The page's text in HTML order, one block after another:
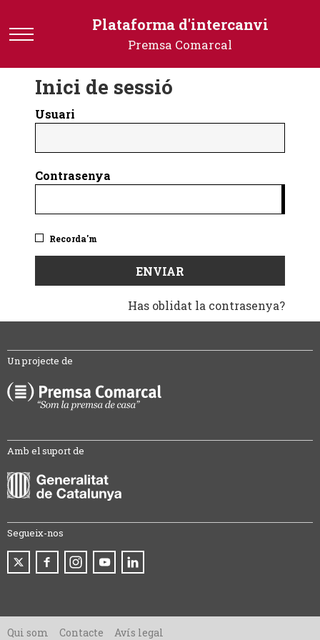
Plataforma
d'intercanvi
Plataforma d'intercanvi
Premsa Comarcal
Inici de sessió
Usuari
Contrasenya
Recorda'm
Has oblidat la contrasenya?
Un projecte de
Amb el suport de
Segueix-nos
Qui som Contacte Avís legal